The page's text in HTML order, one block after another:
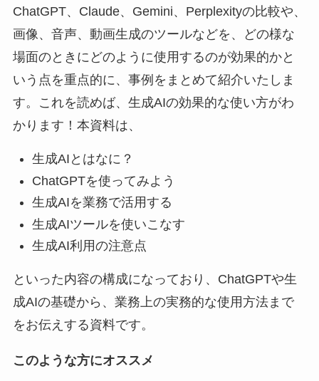
ChatGPT、Claude、Gemini、Perplexityの比較や、
画像、音声、動画生成のツールなどを、どの様な
場面のときにどのように使用するのが効果的かと
いう点を重点的に、事例をまとめて紹介いたしま
す。これを読めば、生成AIの効果的な使い方がわ
かります！本資料は、
生成AIとはなに？
ChatGPTを使ってみよう
生成AIを業務で活用する
生成AIツールを使いこなす
生成AI利用の注意点
といった内容の構成になっており、ChatGPTや生
成AIの基礎から、業務上の実務的な使用方法まで
をお伝えする資料です。
このような方にオススメ